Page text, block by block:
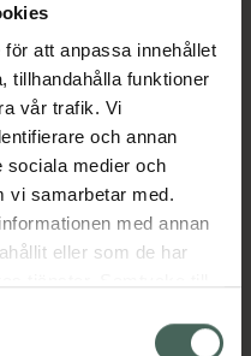
att anpassa innehållet
tillhandahålla funktioner
vår trafik. Vi
och annan
sociala medier och
vi samarbetar med.
med annan
eller som de har
innan